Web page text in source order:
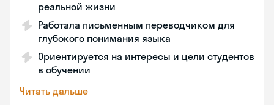
реальной жизни
Работала письменным переводчиком для
глубокого понимания языка
Ориентируется на интересы и цели студентов
в обучении
Читать дальше